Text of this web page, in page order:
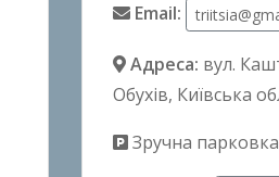
Email:
Адреса: вул.
Обухів, Київська
Зручна